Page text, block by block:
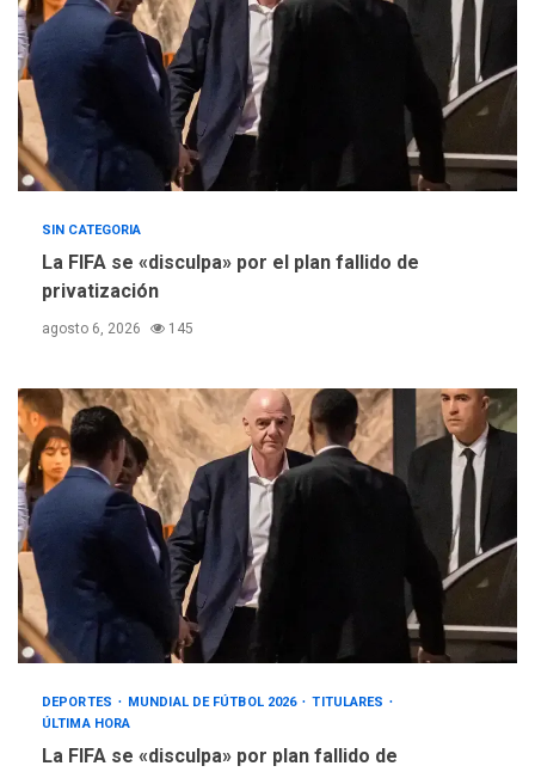
de Ley de Puerto Libre
SIN CATEGORIA
La FIFA se «disculpa» por el plan fallido de
privatización
agosto 6, 2026 145
DEPORTES MUNDIAL DE FÚTBOL 2026
TITULARES
ÚLTIMA HORA
La FIFA se «disculpa» por plan fallido de